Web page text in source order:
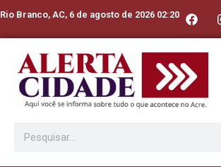
Rio Branco, AC, 6 de agosto de 2026 02:20